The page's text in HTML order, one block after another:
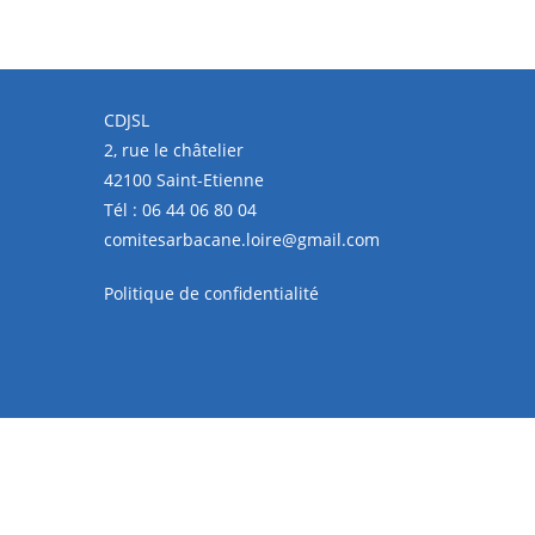
CDJSL
2, rue le châtelier
42100 Saint-Etienne
Tél : 06 44 06 80 04
comitesarbacane.loire@gmail.com
Politique de confidentialité